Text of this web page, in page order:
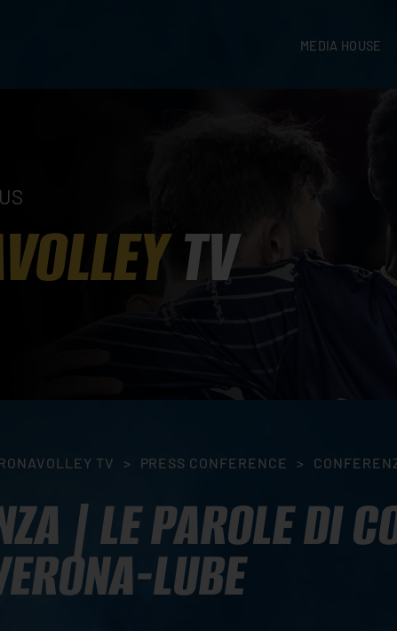
MEDIA HOUSE
TV
TV > PRESS CONFERENCE >
| LE PAROLE DI
LUBE